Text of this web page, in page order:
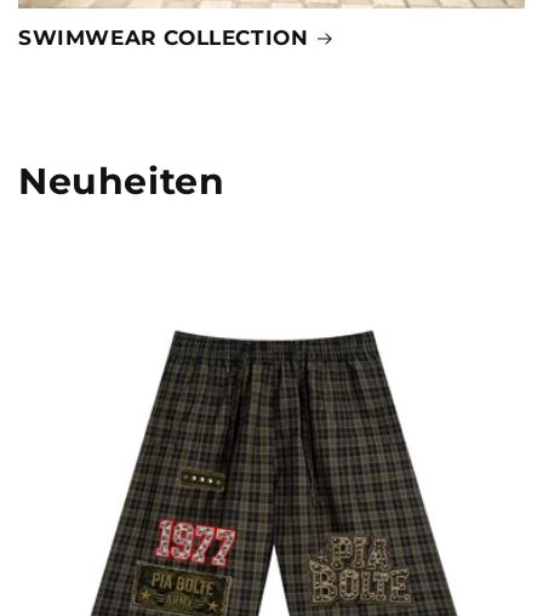
SWIMWEAR COLLECTION
Neuheiten